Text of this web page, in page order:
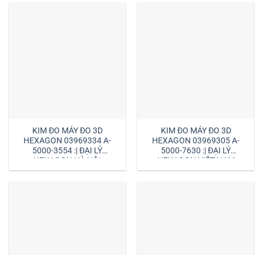
KIM ĐO MÁY ĐO 3D
HEXAGON 03969334 A-
5000-3554 :| ĐẠI LÝ
HEXAGON HÀ NỘI
KIM ĐO MÁY ĐO 3D
HEXAGON 03969305 A-
5000-7630 :| ĐẠI LÝ
HEXAGON VIỆT NAM